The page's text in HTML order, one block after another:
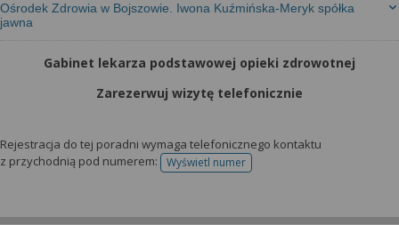
Ośrodek Zdrowia w Bojszowie. Iwona Kuźmińska-Meryk spółka
jawna
Gabinet lekarza podstawowej opieki zdrowotnej
Zarezerwuj wizytę telefonicznie
Rejestracja do tej poradni wymaga telefonicznego kontaktu
z przychodnią pod numerem:
Wyświetl numertelefonu do rejestracji